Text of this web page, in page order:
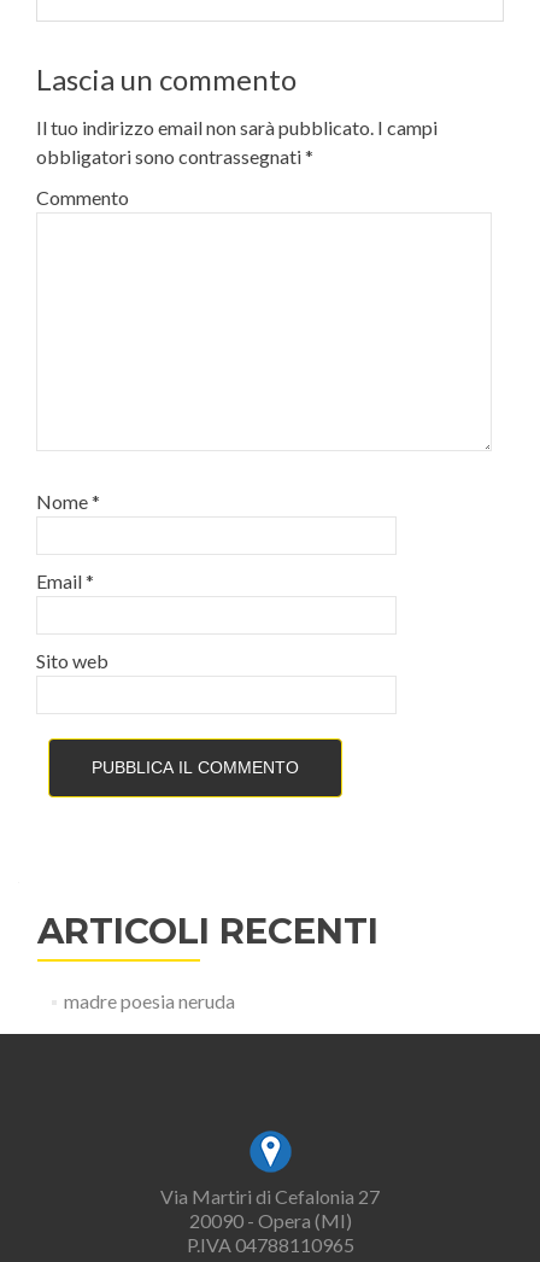
Lascia un commento
Il tuo indirizzo email non sarà pubblicato. I campi
obbligatori sono contrassegnati*
Commento
Nome*
Email*
Sito web
ARTICOLI RECENTI
madre poesia neruda
Via Martiri di Cefalonia 27
20090 - Opera (MI)
P.IVA 04788110965